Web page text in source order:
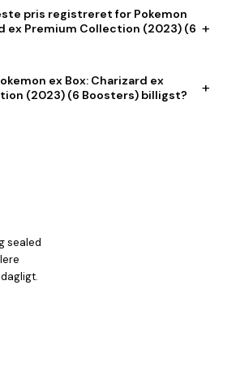
pris registreret for Pokemon
ex Premium Collection (2023) (6 +
ex Box: Charizard ex
(2023) (6 Boosters) billigst?
+
sealed